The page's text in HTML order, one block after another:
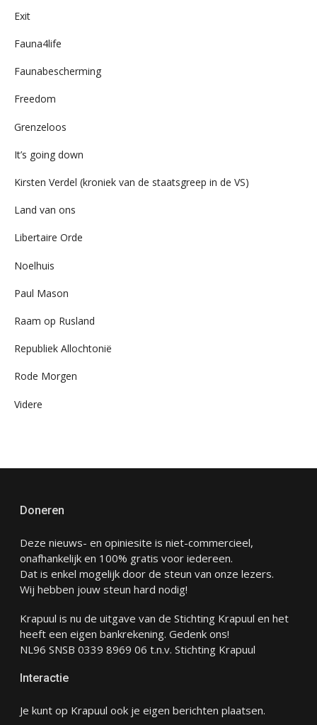
Exit
Fauna4life
Faunabescherming
Freedom
Grenzeloos
It’s going down
Kirsten Verdel (kroniek van de staatsgreep in de VS)
Land van ons
Libertaire Orde
Noelhuis
Paul Mason
Raam op Rusland
Republiek Allochtonië
Rode Morgen
Videre
Doneren
Deze nieuws- en opiniesite is niet-commercieel,
onafhankelijk en 100% gratis voor iedereen.
Dat is enkel mogelijk door de steun van onze lezers.
Wij hebben jouw steun hard nodig!
Krapuul is nu de uitgave van de Stichting Krapuul en het
heeft een eigen bankrekening. Gedenk ons!
NL96 SNSB 0339 8969 06 t.n.v. Stichting Krapuul
Interactie
Je kunt op Krapuul ook je eigen berichten plaatsen.